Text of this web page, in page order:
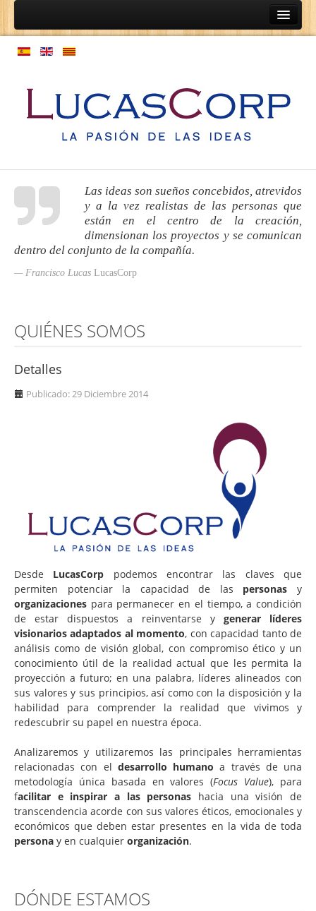
Inicio
Programas de coaching
Programas de orientación profesional
Modelo de gestión de personas
Empresas
Coaching de relaciones de equipos
Estructura laboral
Plan estratégico
Identificación de potenciales de desarrollo
Análisis organizacional. Modelo de excelencia
Desarrollo, integración y convergencia de
empresas
FLSoft
Consultoría
Consultoría estratégica en tecnologías de la
información
Ingeniería y transformación de sus procesos
Plan estratégico, estrategia y alineamiento TI
Proyectos de eficiencia TI
Cumplimiento regulatorio en materia de
protección de datos
Arquitectura TI empresarial
Las ideas son sueños concebidos, atrevidos
y a la vez realistas de las personas que
están en el centro de la creación,
dimensionan los proyectos y se comunican
dentro del conjunto de la compañía.
Francisco Lucas LucasCorp
QUIÉNES SOMOS
Detalles
Publicado: 29 Diciembre 2014
Desde LucasCorp podemos encontrar las claves que
permiten potenciar la capacidad de las personas y
organizaciones para permanecer en el tiempo, a condición
de estar dispuestos a reinventarse ygenerar líderes
visionarios adaptados al momento, con capacidad tanto de
análisis como de visión global, con compromiso ético y un
conocimiento útil de la realidad actual que les permita la
proyección a futuro; en una palabra, líderes alineados con
sus valores y sus principios, así como con la disposición y la
habilidad para comprender la realidad que vivimos y
redescubrir su papel en nuestra época.
Analizaremos y utilizaremos las principales herramientas
relacionadas con el desarrollo humano a través de una
metodología única basada en valores (Focus Value), para
facilitar e inspirar a las personas hacia una visión de
transcendencia acorde con sus valores éticos, emocionales y
económicos que deben estar presentes en la vida de toda
persona y en cualquier organización.
DÓNDE ESTAMOS